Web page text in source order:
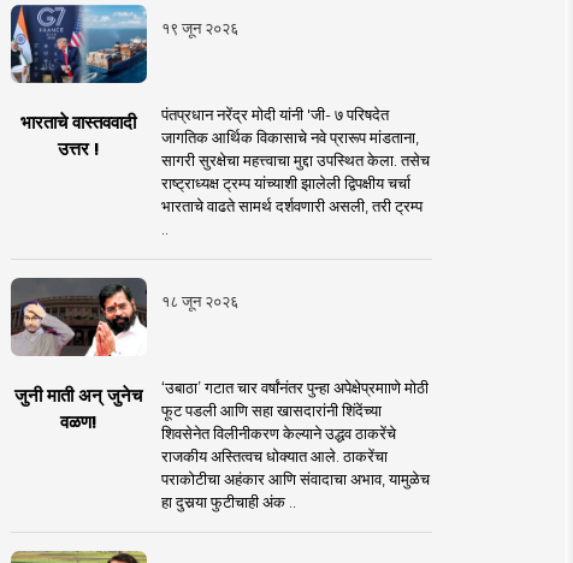
१९ जून २०२६
भारताचे वास्तववादी
उत्तर !
पंतप्रधान नरेंद्र मोदी यांनी 'जी- ७ परिषदेत
जागतिक आर्थिक विकासाचे नवे प्रारूप मांडताना,
सागरी सुरक्षेचा महत्त्वाचा मुद्दा उपस्थित केला. तसेच
राष्ट्राध्यक्ष ट्रम्प यांच्याशी झालेली द्विपक्षीय चर्चा
भारताचे वाढते सामर्थ दर्शवणारी असली, तरी ट्रम्प
१८ जून २०२६
जुनी माती अन् जुनेच
वळण!
‘उबाठा’ गटात चार वर्षांनंतर पुन्हा अपेक्षेप्रमााणे मोठी
फूट पडली आणि सहा खासदारांनी शिंदेंच्या
शिवसेनेत विलीनीकरण केल्याने उद्धव ठाकरेंचे
राजकीय अस्तित्वच धोक्यात आले. ठाकरेंचा
पराकोटीचा अहंकार आणि संवादाचा अभाव, यामुळेच
हा दुसर्‍या फुटीचाही अंक ..